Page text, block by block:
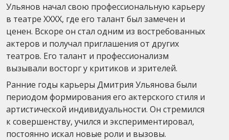
Ульянов начал свою профессиональную карьеру
в театре XXXX, где его талант был замечен и
ценен. Вскоре он стал одним из востребованных
актеров и получал приглашения от других
театров. Его талант и профессионализм
вызывали восторг у критиков и зрителей.
Ранние годы карьеры Дмитрия Ульянова были
периодом формирования его актерского стиля и
артистической индивидуальности. Он стремился
к совершенству, учился и экспериментировал,
постоянно искал новые роли и вызовы.